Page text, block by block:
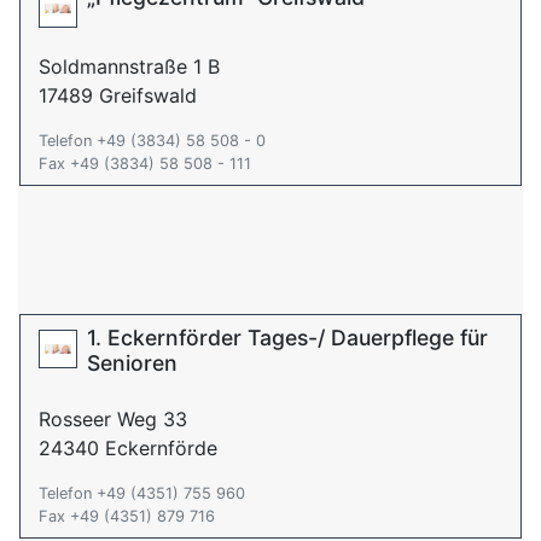
Soldmannstraße 1 B
17489 Greifswald
Telefon +49 (3834) 58 508 - 0
Fax +49 (3834) 58 508 - 111
1. Eckernförder Tages-/ Dauerpflege für
Senioren
Rosseer Weg 33
24340 Eckernförde
Telefon +49 (4351) 755 960
Fax +49 (4351) 879 716